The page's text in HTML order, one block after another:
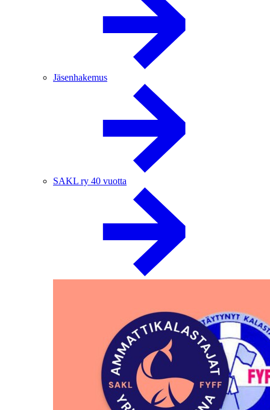
Jäsenhakemus
SAKL ry 40 vuotta